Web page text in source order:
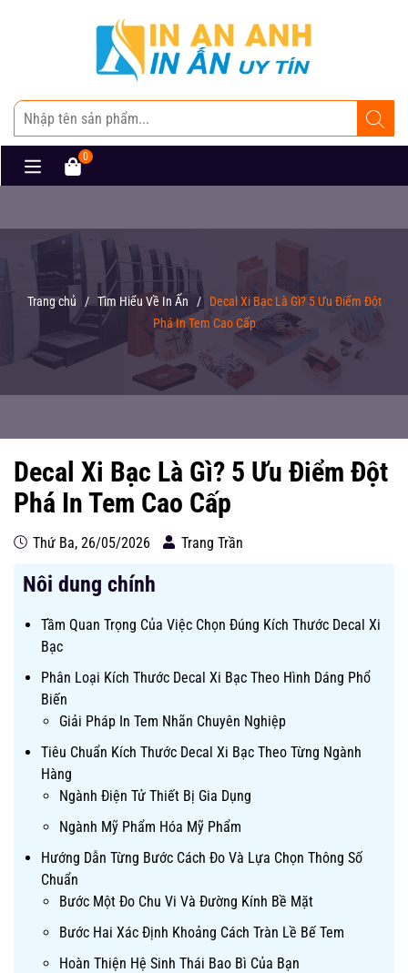
0
Trang chủ / Tìm Hiểu Về In Ấn /
Decal Xi Bạc Là Gì? 5 Ưu Điểm Đột
Phá In Tem Cao Cấp
Decal Xi Bạc Là Gì? 5 Ưu Điểm Đột
Phá In Tem Cao Cấp
Thứ Ba, 26/05/2026 Trang Trần
Nôi dung chính
Tầm Quan Trọng Của Việc Chọn Đúng Kích Thước Decal Xi
Bạc
Phân Loại Kích Thước Decal Xi Bạc Theo Hình Dáng Phổ
Biến
Giải Pháp In Tem Nhãn Chuyên Nghiệp
Tiêu Chuẩn Kích Thước Decal Xi Bạc Theo Từng Ngành
Hàng
Ngành Điện Tử Thiết Bị Gia Dụng
Ngành Mỹ Phẩm Hóa Mỹ Phẩm
Hướng Dẫn Từng Bước Cách Đo Và Lựa Chọn Thông Số
Chuẩn
Bước Một Đo Chu Vi Và Đường Kính Bề Mặt
Bước Hai Xác Định Khoảng Cách Tràn Lề Bế Tem
Hoàn Thiện Hệ Sinh Thái Bao Bì Của Bạn